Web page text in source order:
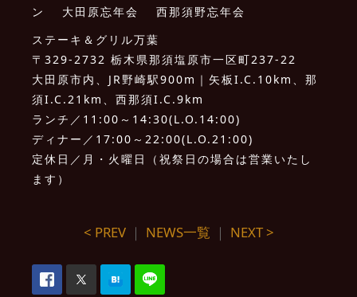
ン 大田原忘年会 西那須野忘年会
ステーキ＆グリル万葉
〒329-2732 栃木県那須塩原市一区町237-22
大田原市内、JR野崎駅900m｜矢板I.C.10km、那
須I.C.21km、西那須I.C.9km
ランチ／11:00～14:30(L.O.14:00)
ディナー／17:00～22:00(L.O.21:00)
定休日／月・火曜日（祝祭日の場合は営業いたし
ます）
< PREV｜ NEWS一覧 ｜ NEXT >